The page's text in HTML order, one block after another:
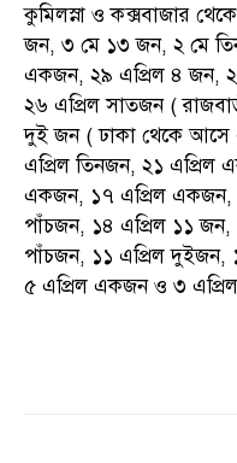
কুমিলস্না ও কক্সবাজার
জন, ৩ মে ১৩ জন, ২ মে
একজন, ২৯ এপ্রিল ৪ জন,
২৬ এপ্রিল সাতজন (
দুই জন ( ঢাকা থেকে
এপ্রিল তিনজন, ২১ এপ্রিল
একজন, ১৭ এপ্রিল একজন,
পাঁচজন, ১৪ এপ্রিল ১১
পাঁচজন, ১১ এপ্রিল দুইজন,
৫ এপ্রিল একজন ও ৩